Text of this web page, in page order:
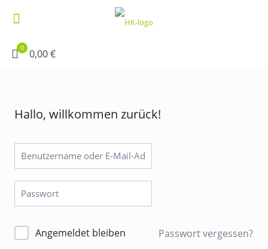
0 0,00 €
Hallo, willkommen zurück!
Alternative:Angemeldet bleiben Passwort vergessen?